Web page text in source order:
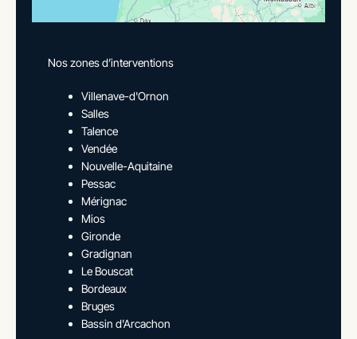
Nos zones d’interventions
Villenave-d'Ornon
Salles
Talence
Vendée
Nouvelle-Aquitaine
Pessac
Mérignac
Mios
Gironde
Gradignan
Le Bouscat
Bordeaux
Bruges
Bassin d'Arcachon